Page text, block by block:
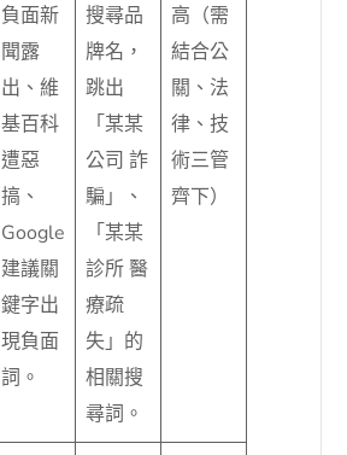
負面新
聞露
出、維
基百科
遭惡
搞、
Google
建議關
鍵字出
現負面
詞。
搜尋品
牌名，
跳出
「某某
公司 詐
騙」、
「某某
診所 醫
療疏
失」的
相關搜
尋詞。
高（需
結合公
關、法
律、技
術三管
齊下）